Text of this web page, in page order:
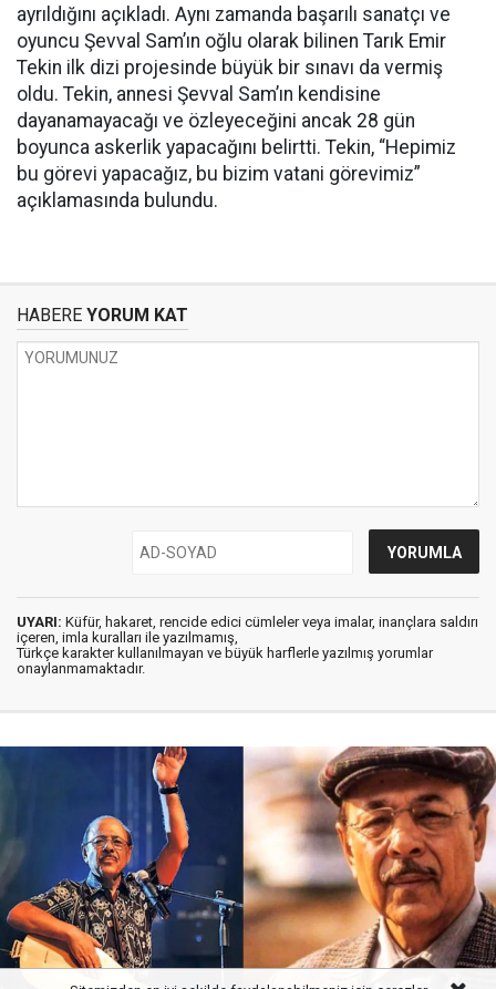
ayrıldığını açıkladı. Aynı zamanda başarılı sanatçı ve
oyuncu Şevval Sam’ın oğlu olarak bilinen Tarık Emir
Tekin ilk dizi projesinde büyük bir sınavı da vermiş
oldu. Tekin, annesi Şevval Sam’ın kendisine
dayanamayacağı ve özleyeceğini ancak 28 gün
boyunca askerlik yapacağını belirtti. Tekin, “Hepimiz
bu görevi yapacağız, bu bizim vatani görevimiz”
açıklamasında bulundu.
HABERE YORUM KAT
UYARI: Küfür, hakaret, rencide edici cümleler veya imalar, inançlara saldırı
içeren, imla kuralları ile yazılmamış,
Türkçe karakter kullanılmayan ve büyük harflerle yazılmış yorumlar
onaylanmamaktadır.